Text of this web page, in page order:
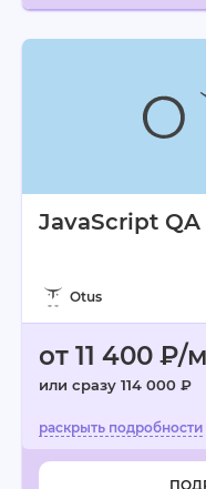
JavaScript
Otus
от 11 400 ₽/
или сразу 114 000 ₽